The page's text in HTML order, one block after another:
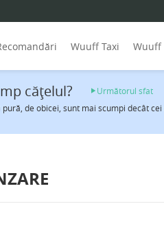
Wuuff Taxi Wuuff
căţelul?
Următorul sfat
pură, de obicei, sunt mai scumpi decât